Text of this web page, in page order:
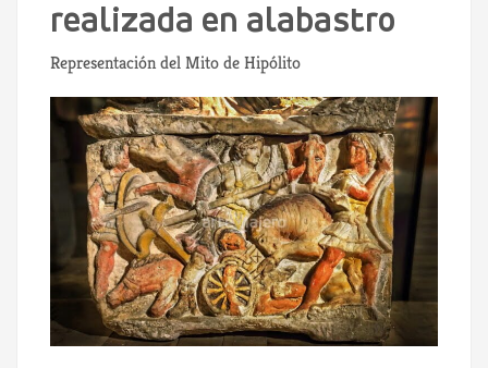
realizada en alabastro
Representación del Mito de Hipólito